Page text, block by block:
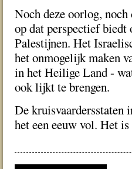
Noch deze oorlog,
op dat perspectief biedt
Palestijnen. Het
het onmogelijk maken
in het Heilige Land -
ook lijkt te brengen.
De kruisvaardersstaten
het een eeuw vol. Het